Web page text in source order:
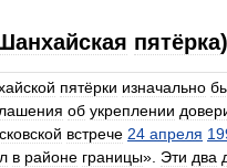
пятёрка)
пятёрки изначально
об укреплении
встрече 24 апреля
в районе границы». Эти два